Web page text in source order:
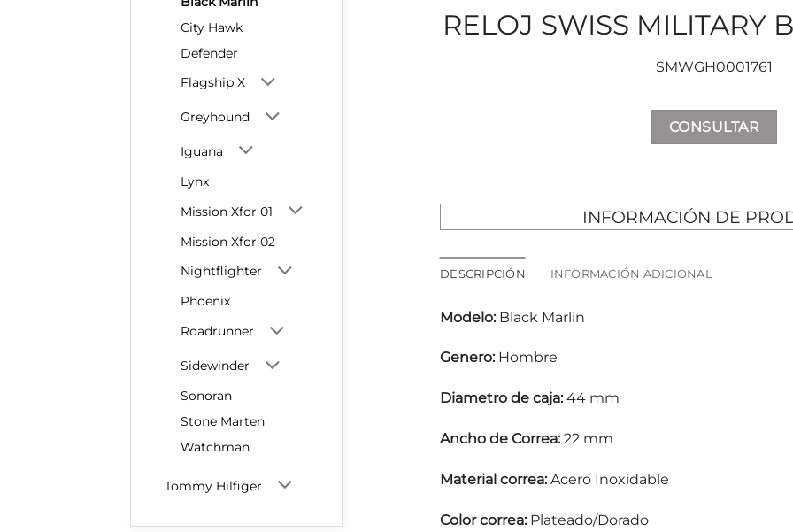
City Hawk
Defender
Flagship X
Greyhound
Iguana
Lynx
Mission Xfor 01
Mission Xfor 02
Nightflighter
Phoenix
Roadrunner
Sidewinder
Sonoran
Stone Marten
Watchman
Tommy Hilfiger
RELOJ SWISS MILITARY
SMWGH0001761
CONSULTAR
INFORMACIÓN DE
DESCRIPCIÓN INFORMACIÓN ADICIONAL
Modelo:Black Marlin
Genero:Hombre
Diametro de caja:44 mm
Ancho de Correa:22 mm
Material correa:Acero Inoxidable
Color correa:Plateado/Dorado